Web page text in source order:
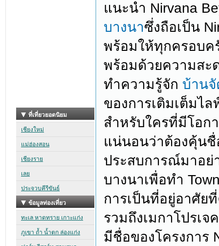
แนะนำ Nirvana
บางนาซึ่งถือเป็น
พร้อมให้ทุกครอบค
พร้อมด้วยความสะ
ทำความรู้จัก บ้านจั
ของการเติมเต็มไ
สำหรับใครที่มีโอก
แน่นอนว่าต้องคุ้นชื่
ประสบการณ์มาอย่
บางนาเพื่อทำ
การเป็นที่อยู่อาศัย
รวมถึงเมกาโปรเ
มีชื่อของโครงการ